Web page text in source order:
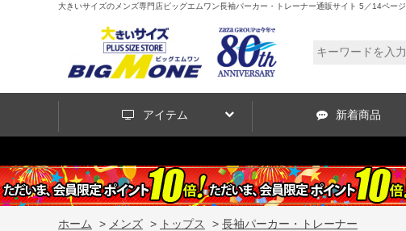
大きいサイズのメンズ専門店ビッグエムワン長袖パーカー・トレーナー通販サイト 5／14ページ
アイテム 新着商品
ホーム > メンズ > トップス > 長袖パーカー・トレーナー